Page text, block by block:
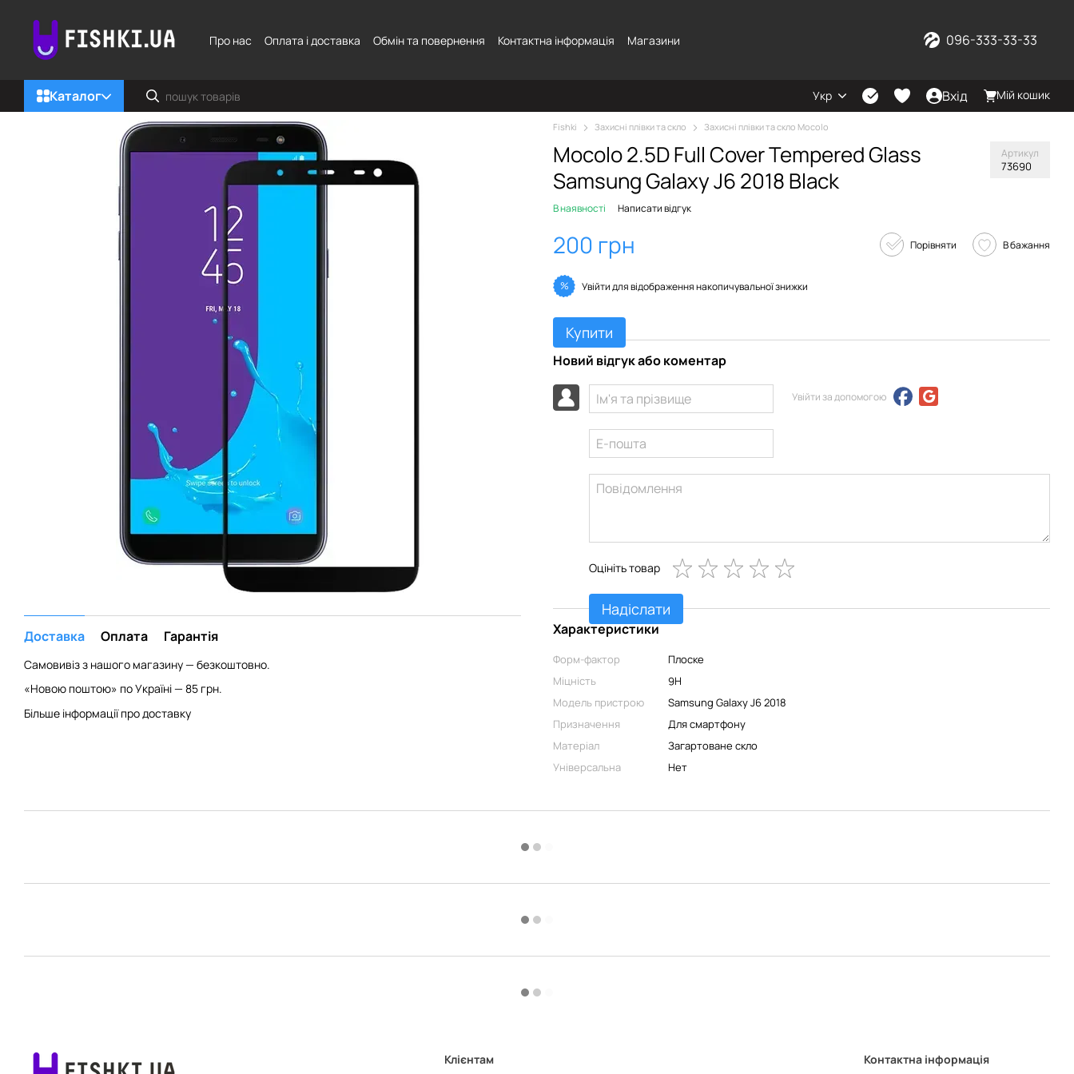
Про нас
Оплата і доставка Обмін та повернення Контактна інформація Магазини 096-333-33-33
Каталог Укр Вхід Мій кошик
Доставка Оплата Гарантія
Самовивіз з нашого магазину — безкоштовно.
«Новою поштою» по Україні — 85 грн.
Більше інформації про доставку
Fishki Захисні плівки та скло Захисні плівки та скло Mocolo
Mocolo 2.5D Full Cover Tempered Glass
Samsung Galaxy J6 2018 Black
Артикул
73690
В наявності Написати відгук
200 грн Порівняти В бажання
% Увійтидля відображення накопичувальної знижки
Купити
Новий відгук або коментар
Увійти за допомогою
Оцініть товар
Надіслати
Характеристики
Форм-фактор
Плоске
Міцність
9H
Модель пристрою
Samsung Galaxy J6 2018
Призначення
Для смартфону
Матеріал
Загартоване скло
Універсальна
Нет
Клієнтам Контактна інформація